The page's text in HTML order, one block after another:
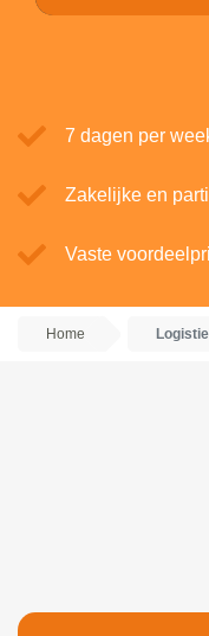
7 dagen per
Zakelijke en
Vaste
Home